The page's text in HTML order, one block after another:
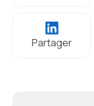
Partager